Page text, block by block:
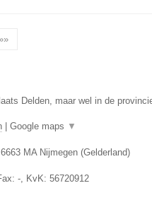
Delden, maar wel in de
| Google maps ▼
6663 MA Nijmegen(Gelderland)
-, KvK: 56720912